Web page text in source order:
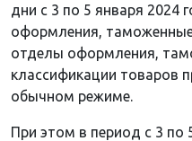
дни с 3 по 5 января 2024
оформления,
отделы оформления,
классификации товаров
обычном режиме.
При этом в период с 3 по